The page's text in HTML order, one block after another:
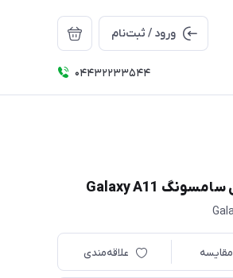
ورود / ثبت‌نام
04432233544
مقایسه علاقه‌مندی